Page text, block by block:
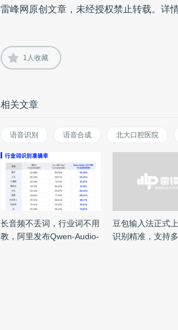
雷峰网原创文章，未经授权禁止转载。详
1 人收藏
相关文章
语音识别 语音合成 北大口腔医院
长音频不丢词，行业词不用
教，阿里发布Qwen-Audio-
豆包输入法正式
识别精准，支持